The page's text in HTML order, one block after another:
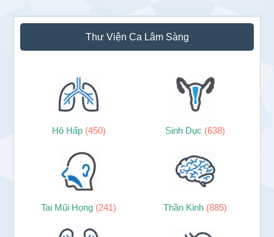
Thư Viện Ca Lâm Sàng
Hô Hấp (450) Sinh Dục (638)
Tai Mũi Họng (241) Thần Kinh (885)